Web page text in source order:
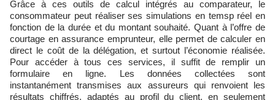
Grâce à ces outils de calcul intégrés au comparateur, le
consommateur peut réaliser ses simulations en temsp réel en
fonction de la durée et du montant souhaité. Quant à l’offre de
courtage en assurance emprunteur, elle permet de calculer en
direct le coût de la délégation, et surtout l’économie réalisée.
Pour accéder à tous ces services, il suffit de remplir un
formulaire en ligne. Les données collectées sont
instantanément transmises aux assureurs qui renvoient les
résultats chiffrés, adaptés au profil du client, en seulement